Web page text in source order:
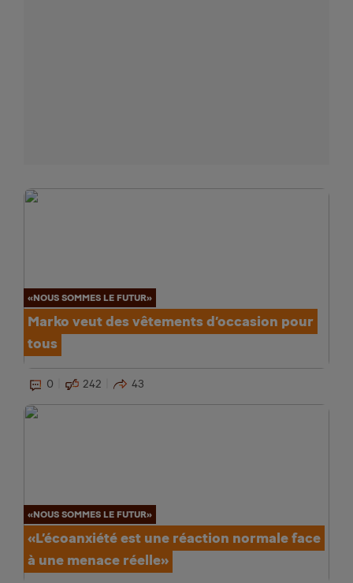
«NOUS SOMMES LE FUTUR»
Marko veut des vêtements d’occasion pour
tous
0 242 43
«NOUS SOMMES LE FUTUR»
«L’écoanxiété est une réaction normale face
à une menace réelle»